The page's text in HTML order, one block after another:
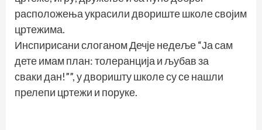
расположења украсили двориште школе својим
цртежима.
Инспирисани слоганом Дечје недеље “Ја сам
дете имам план: толеранција и љубав за
сваки дан!””, у дворишту школе су се нашли
прелепи цртежи и поруке.